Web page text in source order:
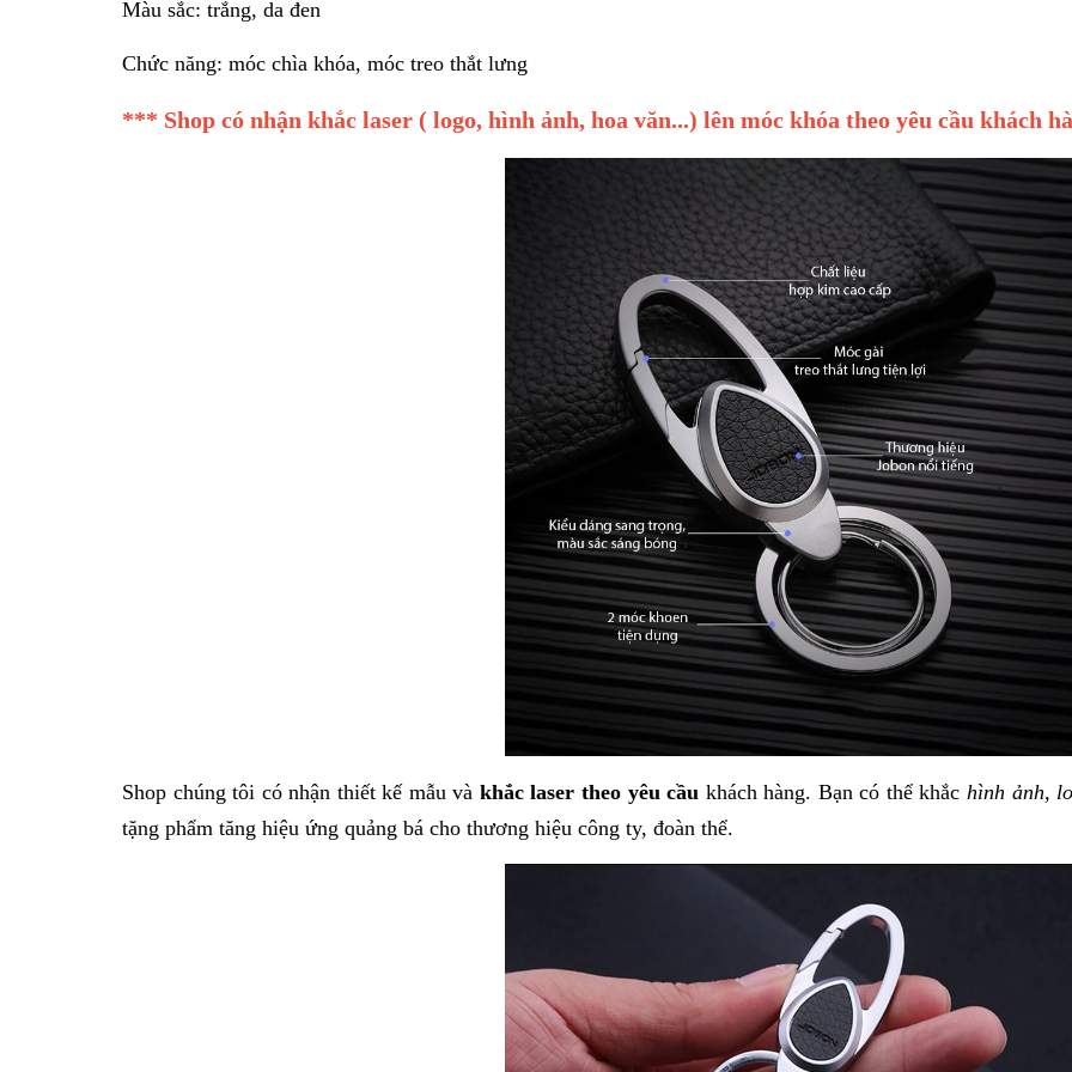
Màu sắc: trắng, da đen
Chức năng: móc chìa khóa, móc treo thắt lưng
*** Shop có nhận khắc laser ( logo, hình ảnh, hoa văn...) lên móc khóa theo yêu cầu khách
Shop chúng tôi có nhận thiết kế mẫu và khắc laser theo yêu cầu khách hàng. Bạn có thể khắc hình ảnh,
tặng phẩm tăng hiệu ứng quảng bá cho thương hiệu công ty, đoàn thể.